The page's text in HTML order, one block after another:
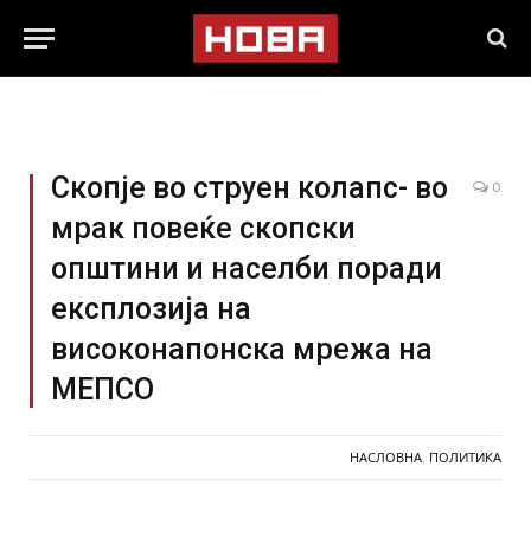
Скопје во струен колапс- во
мрак повеќе скопски
општини и населби поради
експлозија на
високонапонска мрежа на
МЕПСО
0
НАСЛОВНА ПОЛИТИКА